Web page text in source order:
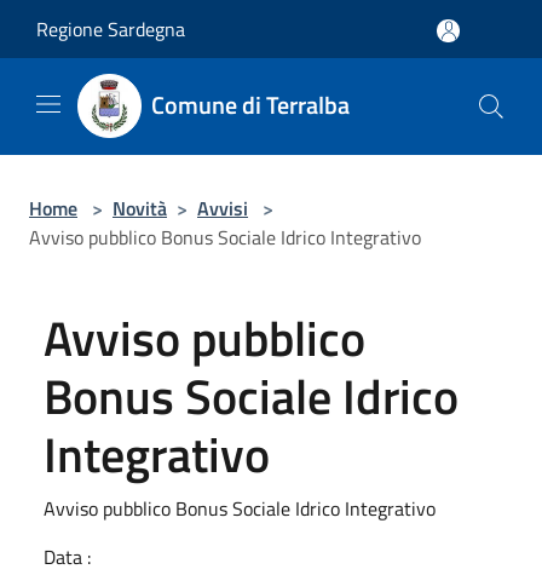
Regione Sardegna
Comune di Terralba
Home > Novità > Avvisi >
Avviso pubblico Bonus Sociale Idrico Integrativo
Avviso pubblico
Bonus Sociale Idrico
Integrativo
Avviso pubblico Bonus Sociale Idrico Integrativo
Data :